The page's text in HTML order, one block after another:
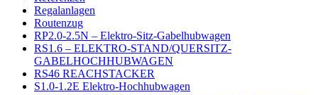
Regalanlagen
Routenzug
RP2.0-2.5N – Elektro-Sitz-Gabelhubwagen
RS1.6 – ELEKTRO-STAND/QUERSITZ-
GABELHOCHHUBWAGEN
RS46 REACHSTACKER
S1.0-1.2E Elektro-Hochhubwagen